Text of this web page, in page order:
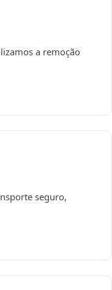
a remoção
seguro,